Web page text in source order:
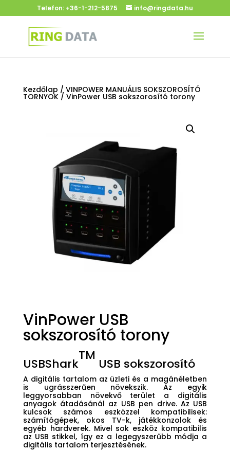
Telefon: +36-1-212-5875 info@ringdata.hu
Kezdőlap /VINPOWER MANUÁLIS SOKSZOROSÍTÓ
TORNYOK/ VinPower USB sokszorosító torony
VinPower USB
sokszorosító torony
USBShark
TM
USB sokszorosító
A digitális tartalom az üzleti és a magánéletben
is ugrásszerűen növekszik. Az egyik
leggyorsabban növekvő terület a digitális
anyagok átadásánál az USB pen drive. Az USB
kulcsok számos eszközzel kompatibilisek:
számítógépek, okos TV-k, játékkonzolok és
egyéb hardverek. Mivel sok eszköz kompatibilis
az USB stikkel, így ez a legegyszerűbb módja a
digitális tartalom terjesztésének.